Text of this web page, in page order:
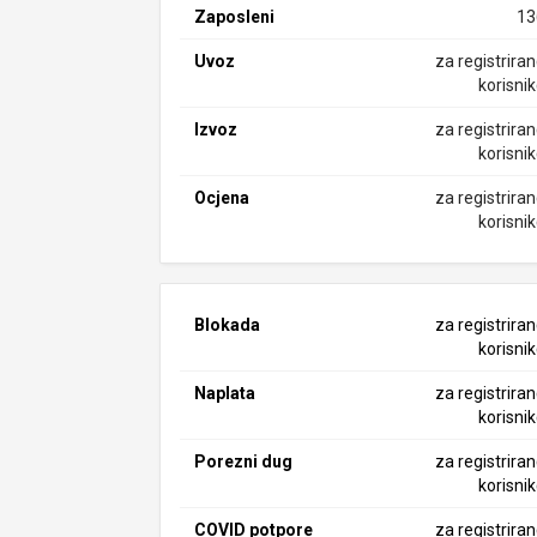
Zaposleni
Uvoz
za
Izvoz
za
Ocjena
za
Blokada
za
Naplata
za
Porezni dug
za
COVID potpore za